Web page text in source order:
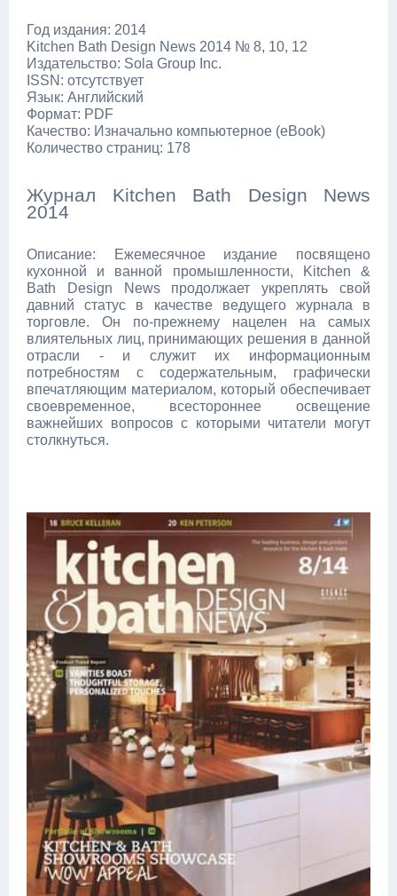
Год издания: 2014
Kitchen Bath Design News 2014 № 8, 10, 12
Издательство: Sola Group Inc.
ISSN: отсутствует
Язык: Английский
Формат: PDF
Качество: Изначально компьютерное (eBook)
Количество страниц: 178
Журнал Kitchen Bath Design News
2014
Описание: Ежемесячное издание посвящено
кухонной и ванной промышленности, Kitchen &
Bath Design News продолжает укреплять свой
давний статус в качестве ведущего журнала в
торговле. Он по-прежнему нацелен на самых
влиятельных лиц, принимающих решения в данной
отрасли - и служит их информационным
потребностям с содержательным, графически
впечатляющим материалом, который обеспечивает
своевременное, всестороннее освещение
важнейших вопросов с которыми читатели могут
столкнуться.